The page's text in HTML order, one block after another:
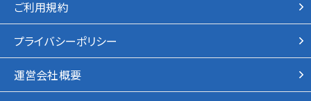
ご利用規約
プライバシーポリシー
運営会社概要